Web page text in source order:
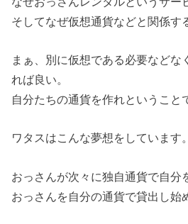
そしてなぜ仮想通貨などと関係す
まぁ、別に仮想である必要などな
れば良い。
自分たちの通貨を作れということ
ワタスはこんな夢想をしています。
おっさんが次々に独自通貨で自分
おっさんを自分の通貨で貸出し始